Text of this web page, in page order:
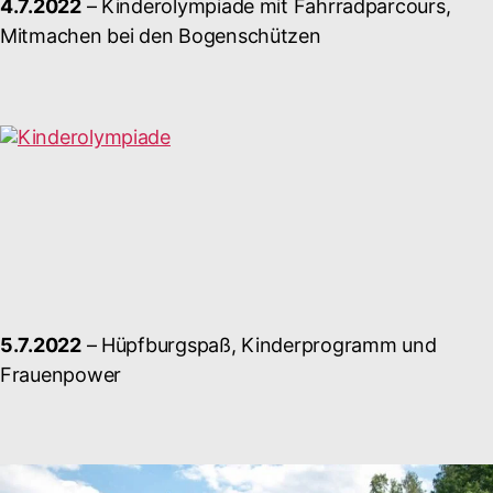
4.7.2022– Kinderolympiade mit Fahrradparcours,
Mitmachen bei den Bogenschützen
5.7.2022– Hüpfburgspaß, Kinderprogramm und
Frauenpower